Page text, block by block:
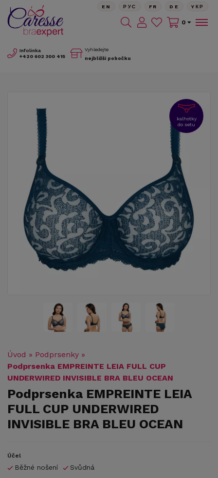
Infolinka
+420 602 300 415
Vyhledejte
nejbližší pobočku
EN РУС FR DE YКР
0
kalhotky
do setu
Úvod » Podprsenky »
Podprsenka EMPREINTE LEIA FULL CUP
UNDERWIRED INVISIBLE BRA BLEU OCEAN
Podprsenka EMPREINTE LEIA
FULL CUP UNDERWIRED
INVISIBLE BRA BLEU OCEAN
Účel
Běžné nošení Svůdná